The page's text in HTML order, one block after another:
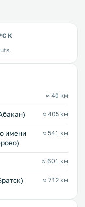
≈ 40 км
≈ 405 км
имени
≈ 541 км
≈ 601 км
≈ 712 км